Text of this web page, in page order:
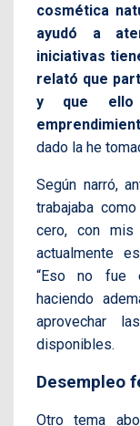
cosmética
ayudó a
iniciativas
relató que
y que ello
dado la he
Según narró,
trabajaba
cero, con mis
actualmente
“Eso no fue
haciendo
aprovechar
disponibles.
Desempleo
Otro tema